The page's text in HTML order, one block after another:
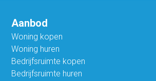
Aanbod
Woning kopen
Woning huren
Bedrijfsruimte kopen
Bedrijfsruimte huren